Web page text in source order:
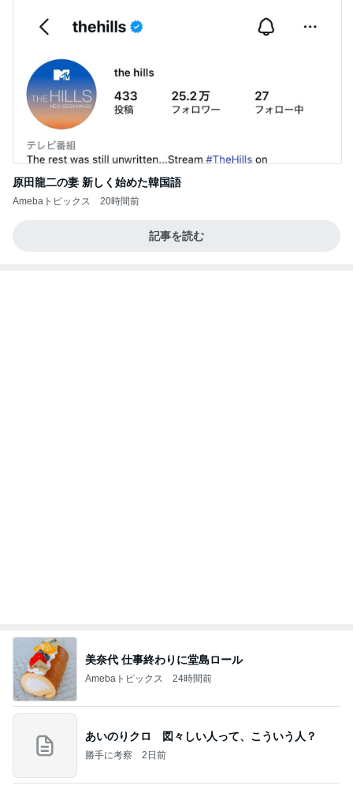
原田龍二の妻 新しく始めた韓国語
Amebaトピックス 20時間前
記事を読む
美奈代 仕事終わりに堂島ロール
Amebaトピックス 24時間前
あいのりクロ 図々しい人って、こういう人？
勝手に考察 2日前